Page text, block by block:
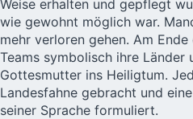
Weise erhalten und gepflegt
wie gewohnt möglich war.
mehr verloren gehen. Am
Teams symbolisch ihre Länder
Gottesmutter ins Heiligtum.
Landesfahne gebracht und
seiner Sprache formuliert.